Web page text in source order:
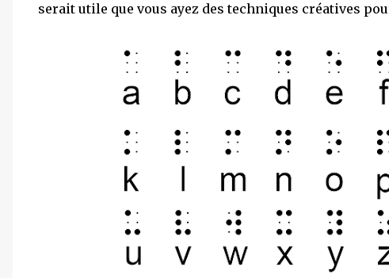
serait utile que vous ayez des techniques créatives